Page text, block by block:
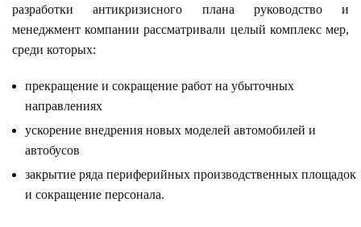
разработки антикризисного плана руководство и
менеджмент компании рассматривали целый комплекс мер,
среди которых:
прекращение и сокращение работ на убыточных
направлениях
ускорение внедрения новых моделей автомобилей и
автобусов
закрытие ряда периферийных производственных площадок
и сокращение персонала.